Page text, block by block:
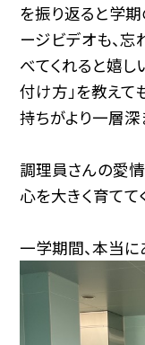
を振り返ると学
ージビデオも、忘
べてくれると嬉し
付け方」を教えて
持ちがより一層深
調理員さんの愛
心を大きく育てて
一学期間、本当に